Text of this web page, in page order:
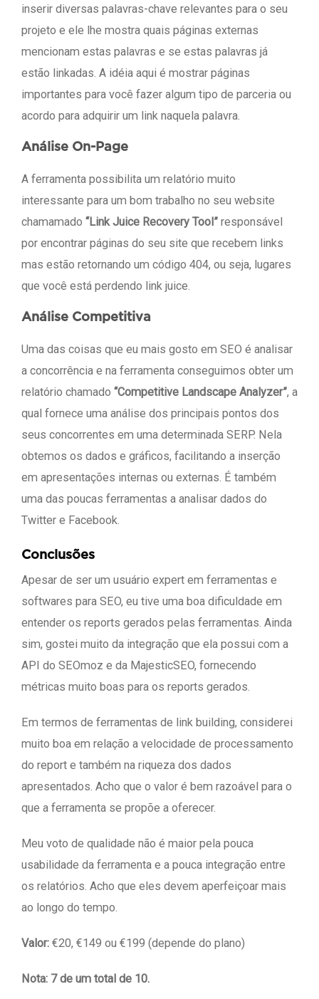
inserir diversas palavras-chave relevantes para o seu
projeto e ele lhe mostra quais páginas externas
mencionam estas palavras e se estas palavras já
estão linkadas. A idéia aqui é mostrar páginas
importantes para você fazer algum tipo de parceria ou
acordo para adquirir um link naquela palavra.
Análise On-Page
A ferramenta possibilita um relatório muito
interessante para um bom trabalho no seu website
chamamado “Link Juice Recovery Tool” responsável
por encontrar páginas do seu site que recebem links
mas estão retornando um código 404, ou seja, lugares
que você está perdendo link juice.
Análise Competitiva
Uma das coisas que eu mais gosto em SEO é analisar
a concorrência e na ferramenta conseguimos obter um
relatório chamado “Competitive Landscape Analyzer”, a
qual fornece uma análise dos principais pontos dos
seus concorrentes em uma determinada SERP. Nela
obtemos os dados e gráficos, facilitando a inserção
em apresentações internas ou externas. É também
uma das poucas ferramentas a analisar dados do
Twitter e Facebook.
Conclusões
Apesar de ser um usuário expert em ferramentas e
softwares para SEO, eu tive uma boa dificuldade em
entender os reports gerados pelas ferramentas. Ainda
sim, gostei muito da integração que ela possui com a
API do SEOmoz e da MajesticSEO, fornecendo
métricas muito boas para os reports gerados.
Em termos de ferramentas de link building, considerei
muito boa em relação a velocidade de processamento
do report e também na riqueza dos dados
apresentados. Acho que o valor é bem razoável para o
que a ferramenta se propõe a oferecer.
Meu voto de qualidade não é maior pela pouca
usabilidade da ferramenta e a pouca integração entre
os relatórios. Acho que eles devem aperfeiçoar mais
ao longo do tempo.
Valor: €20, €149 ou €199 (depende do plano)
Nota: 7 de um total de 10.